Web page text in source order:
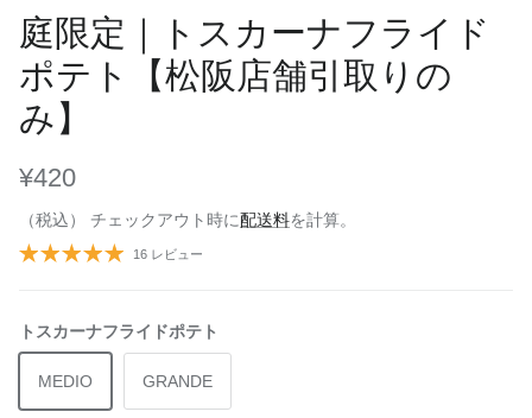
庭限定｜トスカーナフライド
ポテト【松阪店舗引取りの
み】
¥420
（税込） チェックアウト時に配送料を計算。
16 レビュー
トスカーナフライドポテト
MEDIO GRANDE